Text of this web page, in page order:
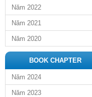
Năm 2022
Năm 2021
Năm 2020
BOOK CHAPTER
Năm 2024
Năm 2023